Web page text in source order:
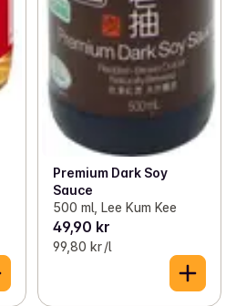
Premium Dark Soy
Sauce
500 ml, Lee Kum Kee
49,90 kr
99,80 kr /l